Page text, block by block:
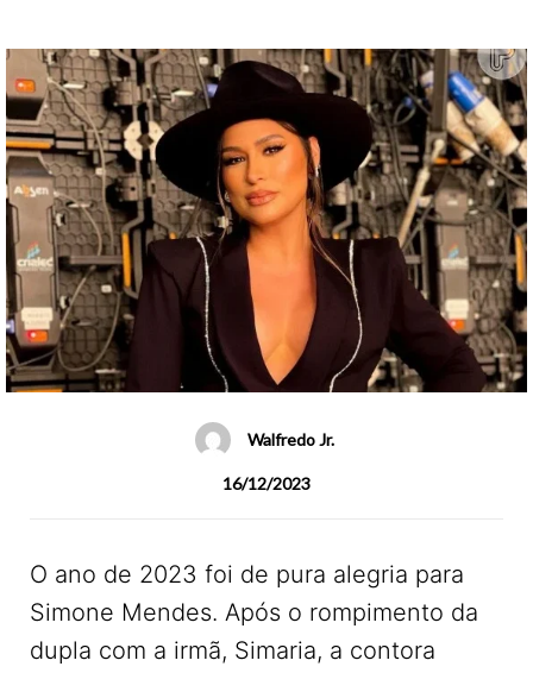
Walfredo Jr.
16/12/2023
O ano de 2023 foi de pura alegria para
Simone Mendes. Após o rompimento da
dupla com a irmã, Simaria, a contora